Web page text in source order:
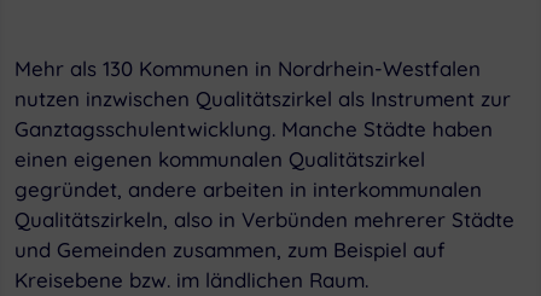
Mehr als 130 Kommunen in Nordrhein-Westfalen
nutzen inzwischen Qualitätszirkel als Instrument zur
Ganztagsschulentwicklung. Manche Städte haben
einen eigenen kommunalen Qualitätszirkel
gegründet, andere arbeiten in interkommunalen
Qualitätszirkeln, also in Verbünden mehrerer Städte
und Gemeinden zusammen, zum Beispiel auf
Kreisebene bzw. im ländlichen Raum.